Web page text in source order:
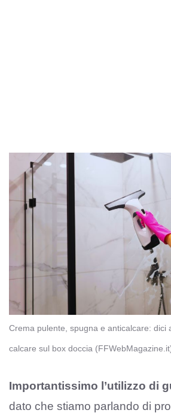
Crema pulente, spugna e anticalcare: dici
calcare sul box doccia
Importantissimo l’utilizzo di
dato che stiamo parlando di